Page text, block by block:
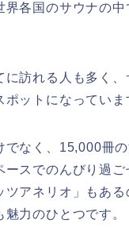
界各国のサウナの中
に訪れる人も多く
ットになっていま
でなく、15,000冊
ースでのんびり過
ツアネリオ」もある
力のひとつです。